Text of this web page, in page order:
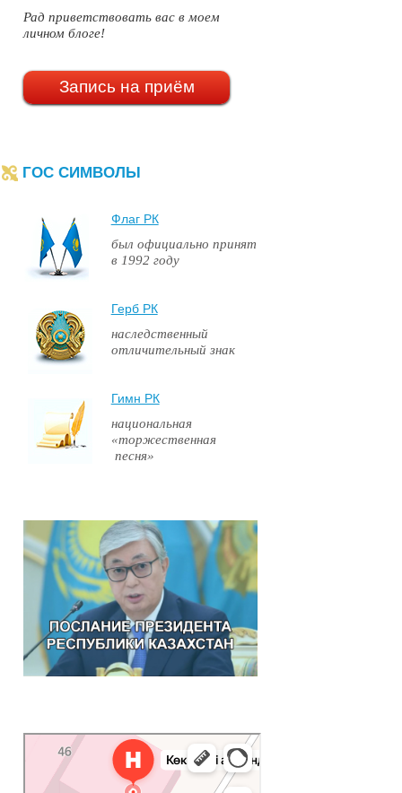
Рад приветствовать вас в моем
личном блоге!
Запись на приём
ГОС СИМВОЛЫ
Флаг РК
был официально принят
в 1992 году
Герб РК
наследственный
отличительный знак
Гимн РК
национальная
«торжественная
песня»